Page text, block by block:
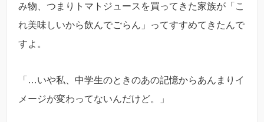
み物、つまりトマトジュースを買ってきた家族が「こ
れ美味しいから飲んでごらん」ってすすめてきたんで
すよ。
「…いや私、中学生のときのあの記憶からあんまりイ
メージが変わってないんだけど。」